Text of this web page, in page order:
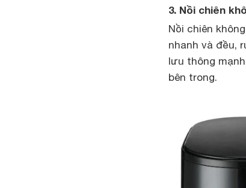
3. Nồi chiên
Nồi chiên
nhanh và đều,
lưu thông
bên trong.